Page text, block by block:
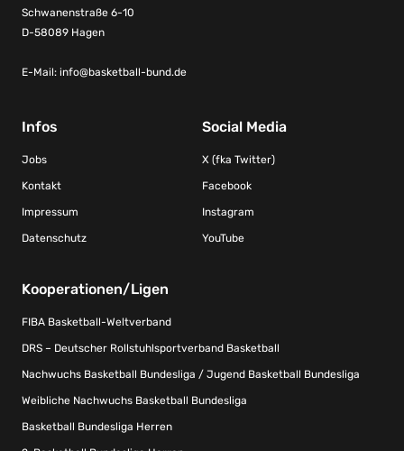
Schwanenstraße 6-10
D-58089 Hagen
E-Mail: info@basketball-bund.de
Infos
Jobs
Kontakt
Impressum
Datenschutz
Social Media
X (fka Twitter)
Facebook
Instagram
YouTube
Kooperationen/Ligen
FIBA Basketball-Weltverband
DRS – Deutscher Rollstuhlsportverband Basketball
Nachwuchs Basketball Bundesliga / Jugend Basketball Bundesliga
Weibliche Nachwuchs Basketball Bundesliga
Basketball Bundesliga Herren